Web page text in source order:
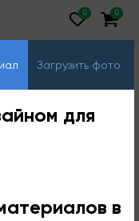
Загрузить фото
для
в